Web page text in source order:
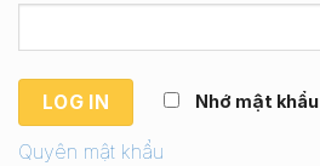
LOG IN Nhớ mật khẩu
Quyên mật khẩu